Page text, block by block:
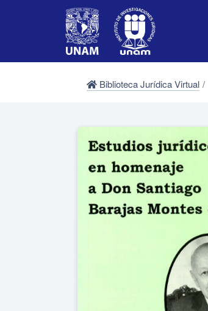
Biblioteca Jurídica Virtual /